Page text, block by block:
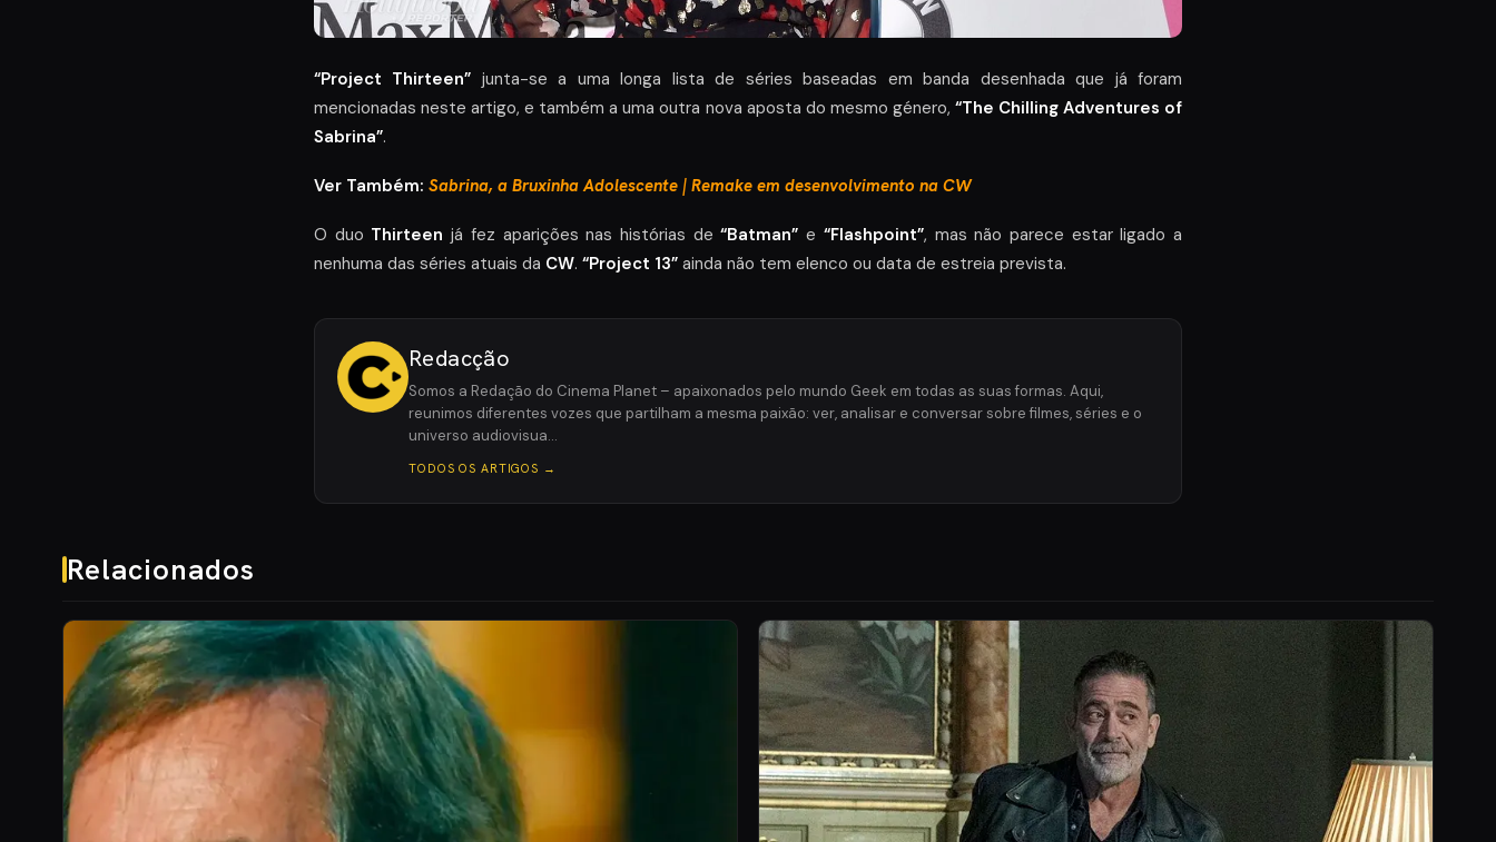
“Project Thirteen” junta-se a uma longa lista de séries baseadas em banda desenhada que já foram
mencionadas neste artigo, e também a uma outra nova aposta do mesmo género, “The Chilling Adventures of
Sabrina”.
Ver Também: Sabrina, a Bruxinha Adolescente | Remake em desenvolvimento na CW
O duo Thirteen já fez aparições nas histórias de“Batman” e “Flashpoint”, mas não parece estar ligado a
nenhuma das séries atuais da CW. “Project 13” ainda não tem elenco ou data de estreia prevista.
Redacção
Somos a Redação do Cinema Planet – apaixonados pelo mundo Geek em todas as suas formas. Aqui,
reunimos diferentes vozes que partilham a mesma paixão: ver, analisar e conversar sobre filmes, séries e o
universo audiovisua…
TODOS OS ARTIGOS →
Relacionados